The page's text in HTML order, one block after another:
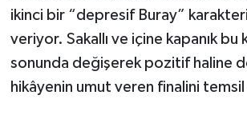
ikinci bir “depresif Buray”
veriyor. Sakallı ve içine kapanık bu
sonunda değişerek pozitif haline
hikâyenin umut veren finalini